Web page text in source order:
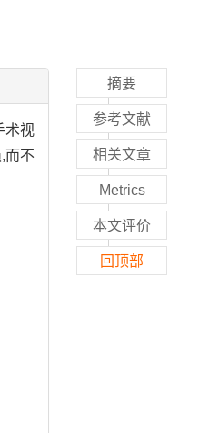
术视
而不
摘要
参考文献
相关文章
Metrics
本文评价
回顶部